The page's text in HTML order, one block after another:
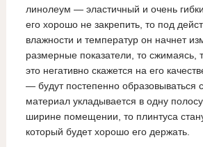
линолеум — эластичный и очень
его хорошо не закрепить, то под
влажности и температур он начнет
размерные показатели, то сжимаясь,
это негативно скажется на его
— будут постепенно образовываться
материал укладывается в одну
ширине помещении, то плинтуса
который будет хорошо его держать.